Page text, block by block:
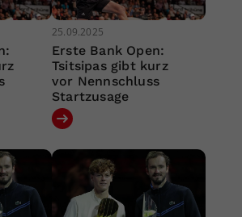
25.09.2025
Erste Bank Open:
Tsitsipas gibt kurz
vor Nennschluss
Startzusage